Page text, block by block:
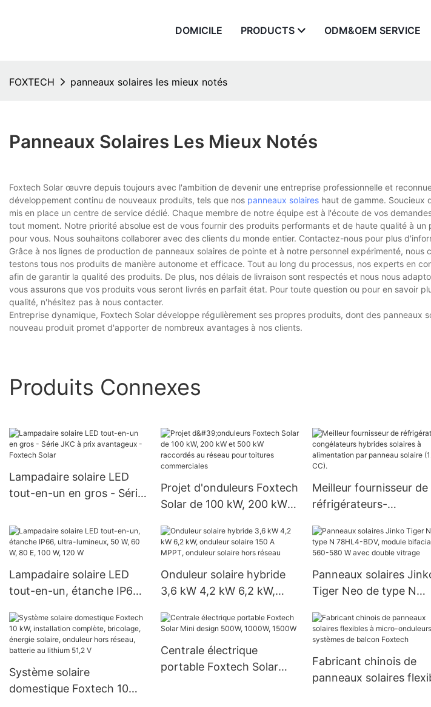
DOMICILE PRODUCTS ODM&OEM SERVICE
FOXTECH panneaux solaires les mieux notés
Panneaux Solaires Les Mieux Notés
Foxtech Solar œuvre depuis toujours avec l'ambition de devenir une entreprise professionnelle et
développement continu de nouveaux produits, tels que nos panneaux solaires haut de gamme. Soucieux
mis en place un centre de service dédié. Chaque membre de notre équipe est à l'écoute de vos
tout moment. Notre priorité absolue est de vous fournir des produits performants et de haute qualité à
pour vous. Nous souhaitons collaborer avec des clients du monde entier. Contactez-nous pour plus
Grâce à nos lignes de production de panneaux solaires de pointe et à notre personnel expérimenté,
testons tous nos produits de manière autonome et efficace. Tout au long du processus, nos experts en
afin de garantir la qualité des produits. De plus, nos délais de livraison sont respectés et nous nous
vous assurons que vos produits vous seront livrés en parfait état. Pour toute question ou pour en savoir
qualité, n'hésitez pas à nous contacter.
Entreprise dynamique, Foxtech Solar développe régulièrement ses propres produits, dont des panneaux
nouveau produit promet d'apporter de nombreux avantages à nos clients.
Produits Connexes
Lampadaire solaire LED
tout-en-un en gros - Série
Foxtech Solar
Projet d'onduleurs Foxtech
Solar de 100 kW, 200 kW
réseau pour toitures
commerciales
Meilleur fournisseur de
réfrigérateurs-
solaires à alimentation
panneau solaire (12 V
Lampadaire solaire LED
tout-en-un, étanche IP66,
W, 80 E, 100 W, 120 W
Onduleur solaire hybride
3,6 kW 4,2 kW 6,2 kW,
MPPT, onduleur solaire
Panneaux solaires
Tiger Neo de type N
bifacial 560-580 W avec
double vitrage
Système solaire
domestique Foxtech 10
Centrale électrique
portable Foxtech Solar
Fabricant chinois de
panneaux solaires